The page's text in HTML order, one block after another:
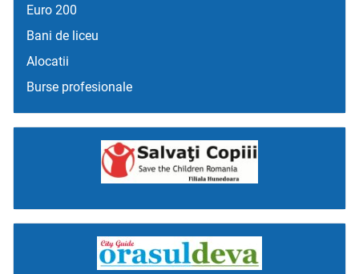
Euro 200
Bani de liceu
Alocatii
Burse profesionale